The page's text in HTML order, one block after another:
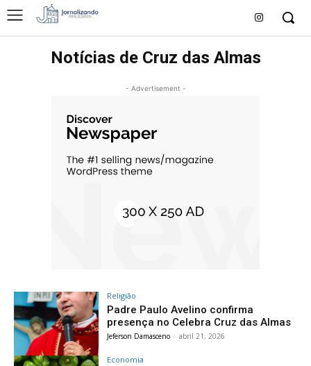
Notícias de Cruz das Almas
- Advertisement -
Religião
Padre Paulo Avelino confirma
presença no Celebra Cruz das Almas
Jeferson Damasceno - abril 21, 2026
Economia